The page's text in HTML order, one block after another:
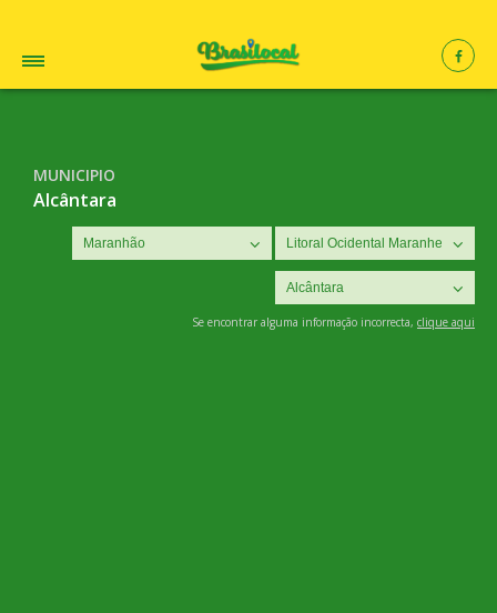
MUNICIPIO
Alcântara
Se encontrar alguma informação incorrecta, clique aqui